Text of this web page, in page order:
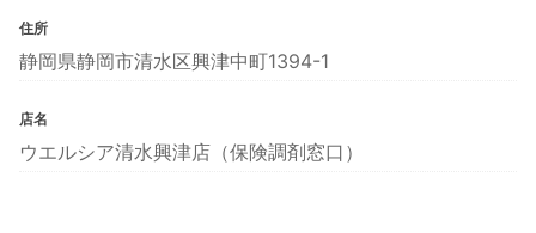
住所
静岡県静岡市清水区興津中町1394-1
店名
ウエルシア清水興津店（保険調剤窓口）